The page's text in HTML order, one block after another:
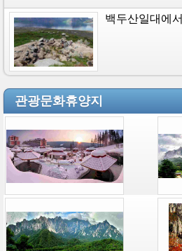
백두산일대에서
관광문화휴양지